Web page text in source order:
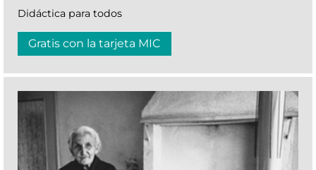
Didáctica para todos
Gratis con la tarjeta MIC